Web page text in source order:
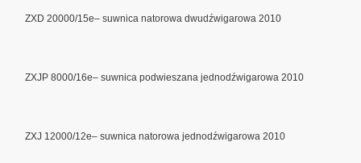
ZXD 20000/15e– suwnica natorowa dwudźwigarowa 2010
ZXJP 8000/16e– suwnica podwieszana jednodźwigarowa 2010
ZXJ 12000/12e– suwnica natorowa jednodźwigarowa 2010